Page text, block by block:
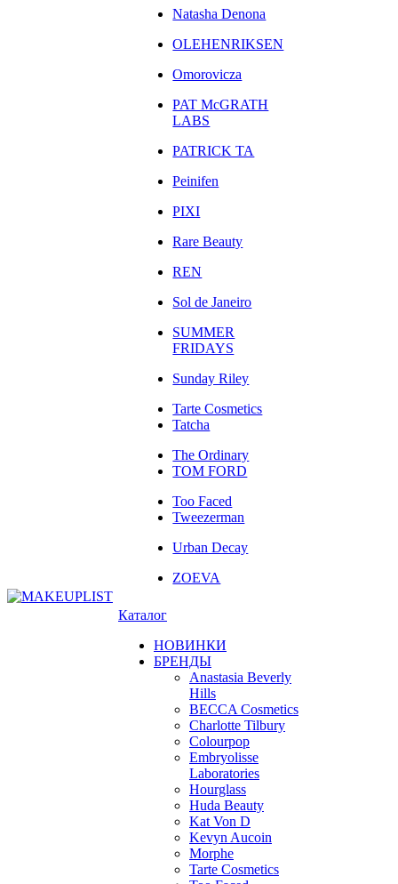
Natasha Denona
OLEHENRIKSEN
Omorovicza
PAT McGRATH
LABS
PATRICK TA
Peinifen
PIXI
Rare Beauty
REN
Sol de Janeiro
SUMMER
FRIDAYS
Sunday Riley
Tarte Cosmetics
Tatcha
The Ordinary
TOM FORD
Too Faced
Tweezerman
Urban Decay
ZOEVA
Каталог
НОВИНКИ
БРЕНДЫ
Anastasia Beverly
Hills
BECCA Cosmetics
Charlotte Tilbury
Colourpop
Embryolisse
Laboratories
Hourglass
Huda Beauty
Kat Von D
Kevyn Aucoin
Morphe
Tarte Cosmetics